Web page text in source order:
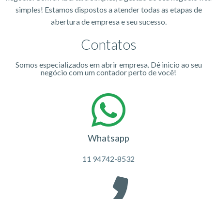
simples! Estamos dispostos a atender todas as etapas de
abertura de empresa e seu sucesso.
Contatos
Somos especializados em abrir empresa. Dê inicio ao seu
negócio com um contador perto de você!
Whatsapp
11 94742-8532